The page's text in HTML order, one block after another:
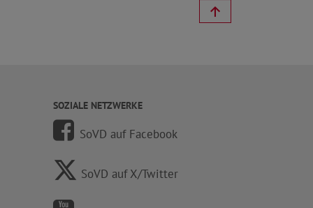
SOZIALE NETZWERKE
SoVD auf Facebook
SoVD auf X/Twitter